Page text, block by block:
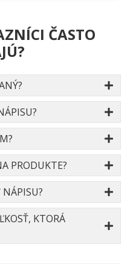
ČASTO
PRODUKTE?
NÁPISU?
KTORÁ